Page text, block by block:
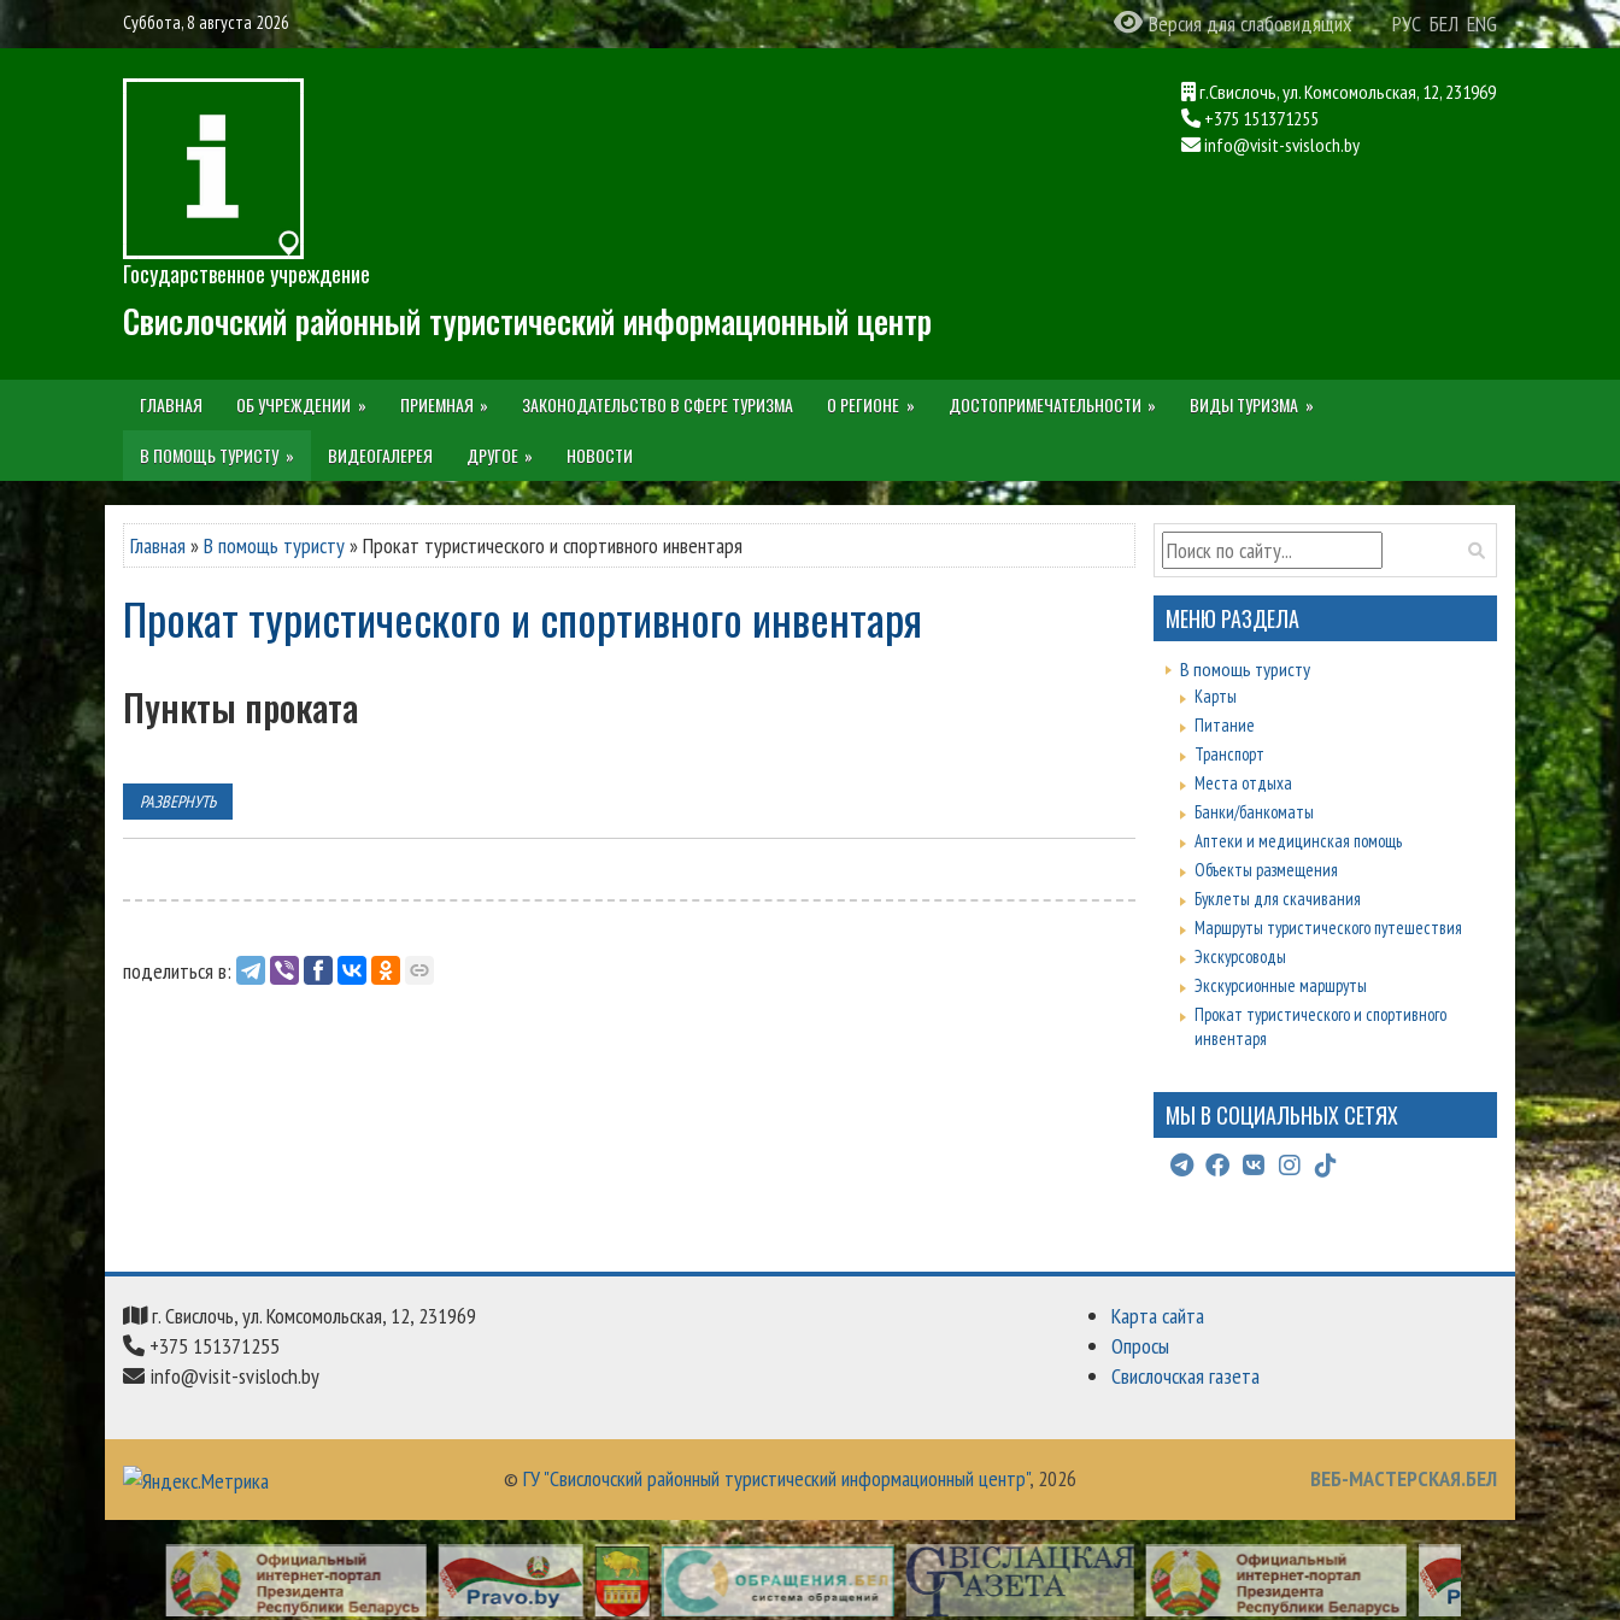
Суббота, 8 августа 2026 Версия для слабовидящих РУС БЕЛ ENG
Государственное учреждение
Свислочский районный туристический информационный центр
г.Свислочь, ул. Комсомольская, 12, 231969
+375 151371255
info@visit-svisloch.by
ГЛАВНАЯ ОБ УЧРЕЖДЕНИИ ПРИЕМНАЯ ЗАКОНОДАТЕЛЬСТВО В СФЕРЕ ТУРИЗМА О РЕГИОНЕ ДОСТОПРИМЕЧАТЕЛЬНОСТИ
ВИДЫ ТУРИЗМА
В ПОМОЩЬ ТУРИСТУ
ВИДЕОГАЛЕРЕЯ ДРУГОЕ НОВОСТИ
Главная »В помощь туристу»Прокат туристического и спортивного инвентаря
Прокат туристического и спортивного инвентаря
Пункты проката
РАЗВЕРНУТЬ
поделиться в:
МЕНЮ РАЗДЕЛА
В помощь туристу
Карты
Питание
Транспорт
Места отдыха
Банки/банкоматы
Аптеки и медицинская помощь
Объекты размещения
Буклеты для скачивания
Маршруты туристического путешествия
Экскурсоводы
Экскурсионные маршруты
Прокат туристического и спортивного
инвентаря
МЫ В СОЦИАЛЬНЫХ СЕТЯХ
г. Свислочь, ул. Комсомольская, 12, 231969
+375 151371255
info@visit-svisloch.by
Карта сайта
Опросы
Свислочская газета
© ГУ "Свислочский районный туристический информационный центр", 2026 ВЕБ-МАСТЕРСКАЯ.БЕЛ